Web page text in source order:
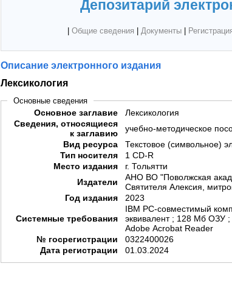
Депозитарий
Общие сведения Документы|
Описание электронного издания
Лексикология
Основные сведения
Основное заглавие
Лексикология
Сведения, относящиеся
к заглавию
учебно-методическое
Вид ресурса
Текстовое (символьное)
Тип носителя
1 CD-R
Место издания
г. Тольятти
Издатели
АНО ВО "Поволжская
Святителя Алексия,
Год издания
2023
Системные требования
IBM PC-совместимый
эквивалент ; 128 Мб ОЗУ
Adobe Acrobat Reader
№ госрегистрации
0322400026
Дата регистрации
01.03.2024